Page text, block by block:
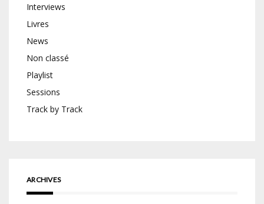
Interviews
Livres
News
Non classé
Playlist
Sessions
Track by Track
ARCHIVES